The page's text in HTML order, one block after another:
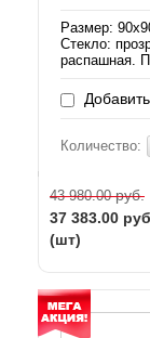
Размер:
Стекло:
распашная.
Количество:
43 980.00руб.
37 383.00
(шт)